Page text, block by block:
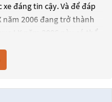
đáng tin cậy. Và để đáp
năm 2006đang trở thành
này có thể
dòng
lưỡng để đảm bảo chất
kiếm một chiếc xe, hãy